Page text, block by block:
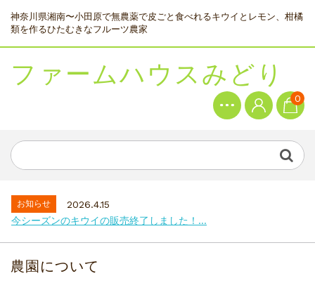
神奈川県湘南〜小田原で無農薬で皮ごと食べれるキウイとレモン、柑橘
類を作るひたむきなフルーツ農家
ファームハウスみどり 0
お知らせ
2026.4.15
今シーズンのキウイの販売終了しました！...
農園について